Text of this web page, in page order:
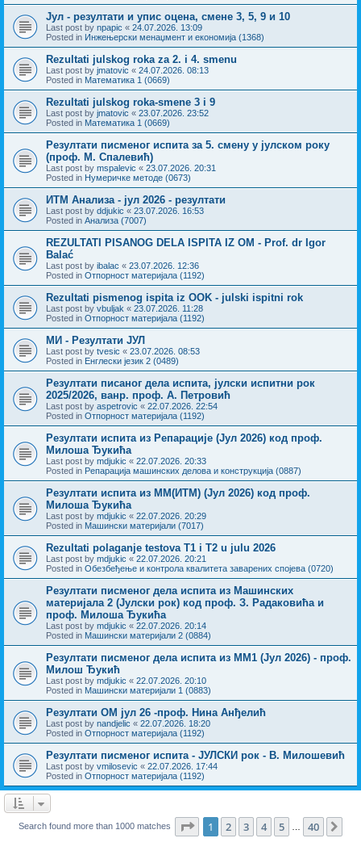
Јул - резултати и упис оцена, смене 3, 5, 9 и 10
Last post by npapic « 24.07.2026. 13:09
Posted in Инжењерски менаџмент и економија (1368)
Rezultati julskog roka za 2. i 4. smenu
Last post by jmatovic « 24.07.2026. 08:13
Posted in Математика 1 (0669)
Rezultati julskog roka-smene 3 i 9
Last post by jmatovic « 23.07.2026. 23:52
Posted in Математика 1 (0669)
Резултати писменог испита за 5. смену у јулском року
(проф. М. Спалевић)
Last post by mspalevic « 23.07.2026. 20:31
Posted in Нумеричке методе (0673)
ИТМ Анализа - јул 2026 - резултати
Last post by ddjukic « 23.07.2026. 16:53
Posted in Анализа (7007)
REZULTATI PISANOG DELA ISPITA IZ OM - Prof. dr Igor
Balać
Last post by ibalac « 23.07.2026. 12:36
Posted in Отпорност материјала (1192)
Rezultati pismenog ispita iz OOK - julski ispitni rok
Last post by vbuljak « 23.07.2026. 11:28
Posted in Отпорност материјала (1192)
МИ - Резултати ЈУЛ
Last post by tvesic « 23.07.2026. 08:53
Posted in Енглески језик 2 (0489)
Резултати писаног дела испита, јулски испитни рок
2025/2026, ванр. проф. А. Петровић
Last post by aspetrovic « 22.07.2026. 22:54
Posted in Отпорност материјала (1192)
Резултати испита из Репарације (Јул 2026) код проф.
Милоша Ђукића
Last post by mdjukic « 22.07.2026. 20:33
Posted in Репарација машинских делова и конструкција (0887)
Резултати испита из МM(ИТМ) (Јул 2026) код проф.
Милоша Ђукића
Last post by mdjukic « 22.07.2026. 20:29
Posted in Машински материјали (7017)
Rezultati polaganje testova Т1 i T2 u julu 2026
Last post by mdjukic « 22.07.2026. 20:21
Posted in Обезбеђење и контрола квалитета заварених спојева (0720)
Резултати писменог дела испита из Машинских
материјала 2 (Јулски рок) код проф. З. Радаковића и
проф. Милоша Ђукића
Last post by mdjukic « 22.07.2026. 20:14
Posted in Машински материјали 2 (0884)
Резултати писменог дела испита из МM1 (Јул 2026) - проф.
Милош Ђукић
Last post by mdjukic « 22.07.2026. 20:10
Posted in Машински материјали 1 (0883)
Резултати ОМ јул 26 -проф. Нина Анђелић
Last post by nandjelic « 22.07.2026. 18:20
Posted in Отпорност материјала (1192)
Резултати писменог испита - ЈУЛСКИ рок - В. Милошевић
Last post by vmilosevic « 22.07.2026. 17:44
Posted in Отпорност материјала (1192)
Search found more than 1000 matches Page 1of 40
1 2 3 4 5 40